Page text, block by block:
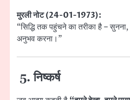
मुरली नोट (24-01-1973):
“सिद्धि तक पहुंचने का तरीका है –
अनुभव करना।”
5. निष्कर्ष